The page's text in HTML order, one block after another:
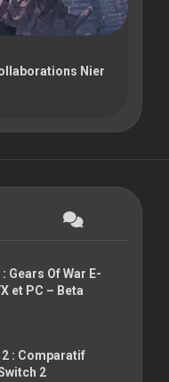
Nier
Gears Of War E-
et PC – Beta
: Comparatif
2